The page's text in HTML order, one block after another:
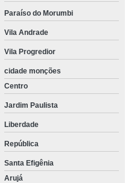
Paraíso do Morumbi
Vila Andrade
Vila Progredior
cidade monções
Centro
Jardim Paulista
Liberdade
República
Santa Efigênia
Arujá